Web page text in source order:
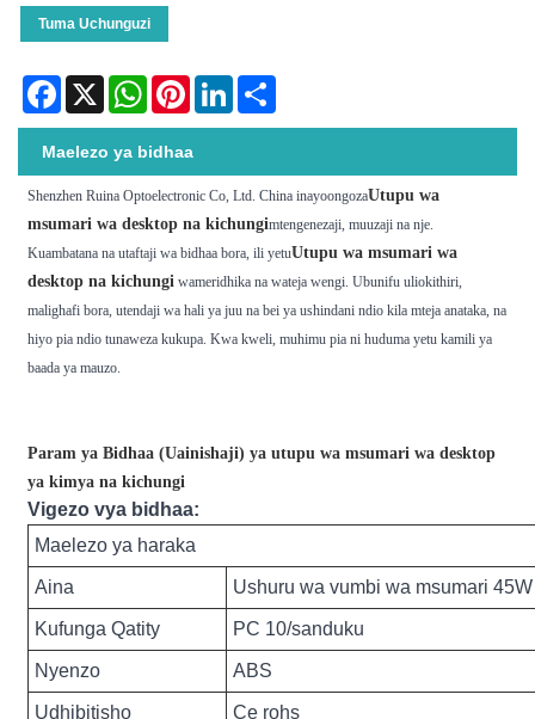
Tuma Uchunguzi
Facebook
X WhatsAppPinterestLinkedIn
Maelezo ya bidhaa
Shenzhen Ruina Optoelectronic Co, Ltd. China inayoongozaUtupu wa
msumari wa desktop na kichungimtengenezaji, muuzaji na nje.
Kuambatana na utaftaji wa bidhaa bora, ili yetuUtupu wa msumari wa
desktop na kichungi wameridhika na wateja wengi. Ubunifu uliokithiri,
malighafi bora, utendaji wa hali ya juu na bei ya ushindani ndio kila mteja anataka, na
hiyo pia ndio tunaweza kukupa. Kwa kweli, muhimu pia ni huduma yetu kamili ya
baada ya mauzo.
Param ya Bidhaa (Uainishaji) ya utupu wa msumari wa desktop
ya kimya na kichungi
Vigezo vya bidhaa:
Maelezo ya haraka
Aina Ushuru wa vumbi wa msumari
Kufunga Qatity PC 10/sanduku
Nyenzo ABS
Udhibitisho Ce rohs